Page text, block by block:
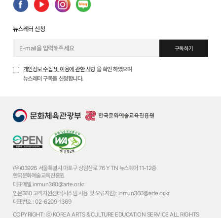
뉴스레터 신청
구독하기
개인정보 수집 및 이용에 관한 사항 을 확인 하였으며
뉴스레터 구독을 신청합니다.
(우)03926 서울특별시 마포구 상암산로 76 YTN 뉴스퀘어 11-12층
한국문화예술교육진흥원
대표메일 inmun360@arte.or.kr
인문360 고객지원센터(시스템 사용 및 오류지원): inmun360@arte.or.kr
대표번호 :02-6209-1369
COPYRIGHT: ⓒ KOREA ARTS & CULTURE EDUCATION SERVICE ALL RIGHTS